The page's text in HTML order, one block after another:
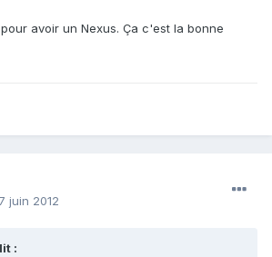
avoir un Nexus. Ça c'est la bonne
juin 2012
: